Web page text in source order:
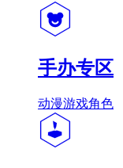
手办专区
动漫游戏角色